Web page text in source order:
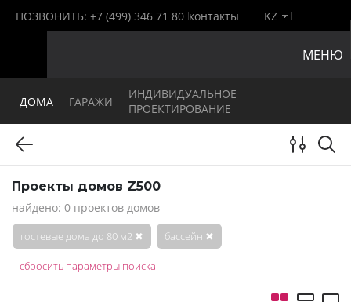
ПОЗВОНИТЬ: +7 (499) 346 71 80 контакты KZ
МЕНЮ
ДОМА ГАРАЖИ
ИНДИВИДУАЛЬНОЕ
ПРОЕКТИРОВАНИЕ
Проекты домов Z500
найдено: 0 проектов домов
гостевые дома до 80 м2 ✖ бассейн ✖
сбросить параметры поиска